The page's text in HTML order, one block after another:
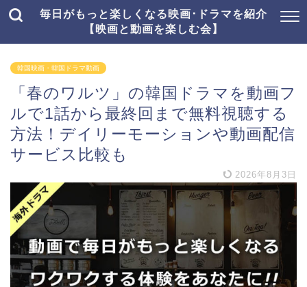
毎日がもっと楽しくなる映画･ドラマを紹介
【映画と動画を楽しむ会】
韓国映画・韓国ドラマ動画
「春のワルツ」の韓国ドラマを動画フ
ルで1話から最終回まで無料視聴する
方法！デイリーモーションや動画配信
サービス比較も
2026年8月3日